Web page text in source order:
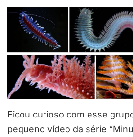
Ficou curioso com esse
pequeno vídeo da série